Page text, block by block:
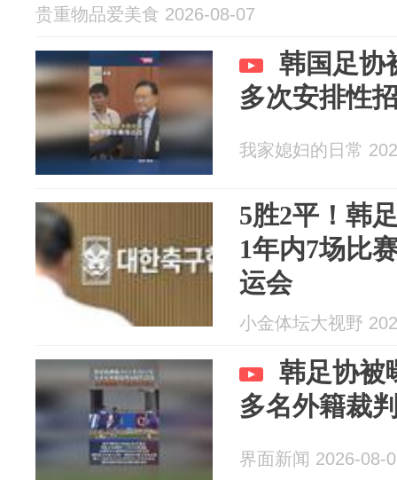
贵重物品爱美食 2026-08-07
韩国足协
多次安排性
我家媳妇的日常
5胜2平！韩
1年内7场比
运会
小金体坛大视野
韩足协被
多名外籍裁
界面新闻 2026-08-